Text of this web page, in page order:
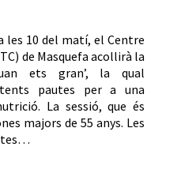
les 10 del matí, el Centre
de Masquefa acollirà la
ets gran’, la qual
pautes per a una
La sessió, que és
majors de 55 anys. Les